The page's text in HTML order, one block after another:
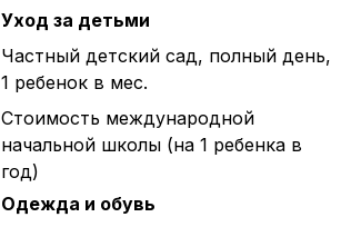
Уход за детьми
Частный детский сад, полный день,
1 ребенок в мес.
Стоимость международной
начальной школы (на 1 ребенка в
год)
Одежда и обувь